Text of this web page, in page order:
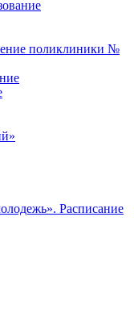
поликлиники №
Расписание